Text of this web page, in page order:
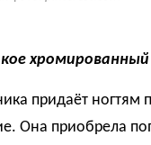
придаёт ногтям
Она приобрела